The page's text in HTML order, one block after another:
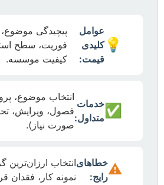
💡
عوامل
کلیدی
قیمت:
پیچیدگی
فوریت، سطح
کیفیت موسسه.
✅ خدمات
متداول:
انتخاب موضوع،
فصول، ویرایش،
صورت نیاز).
⚠️خطاهای
رایج:
انتخاب ارزان‌ترین
نمونه کار، فقدان